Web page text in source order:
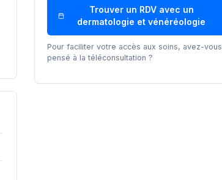
Trouver un RDV avec un
dermatologie et vénéréologie
Pour faciliter votre accès aux soins, avez-vous
pensé à la téléconsultation ?